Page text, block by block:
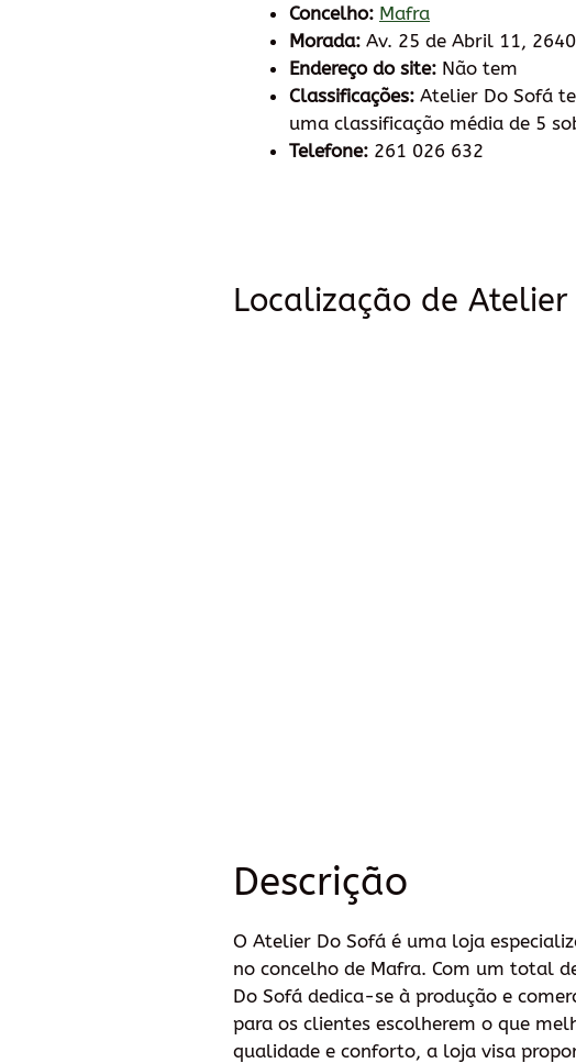
Concelho: Mafra
Morada: Av. 25 de Abril 11,
Endereço do site: Não tem
Classificações: Atelier Do Sofá
uma classificação média de 5
Telefone: 261 026 632
Localização de Atelier
Descrição
O Atelier Do Sofá é uma loja
no concelho de Mafra. Com um total
Do Sofá dedica-se à produção e
para os clientes escolherem o que
qualidade e conforto, a loja visa